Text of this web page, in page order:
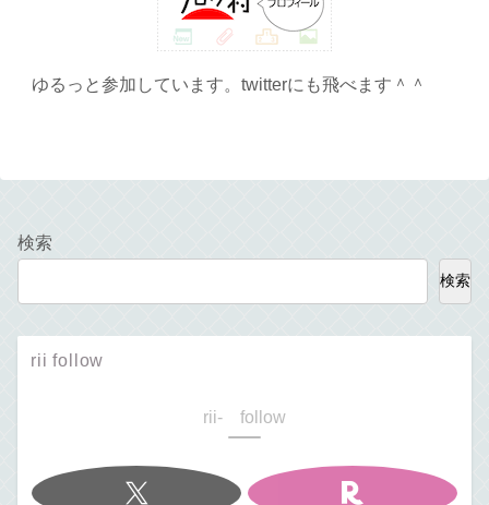
ゆるっと参加しています。twitterにも飛べます＾＾
検索
検索
rii follow
rii- follow